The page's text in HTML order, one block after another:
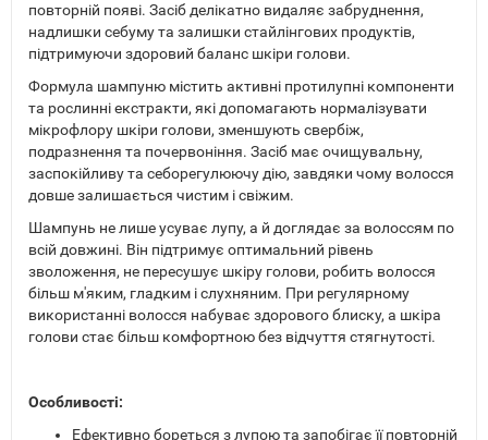
повторній появі. Засіб делікатно видаляє забруднення,
надлишки себуму та залишки стайлінгових продуктів,
підтримуючи здоровий баланс шкіри голови.
Формула шампуню містить активні протилупні компоненти
та рослинні екстракти, які допомагають нормалізувати
мікрофлору шкіри голови, зменшують свербіж,
подразнення та почервоніння. Засіб має очищувальну,
заспокійливу та себорегулюючу дію, завдяки чому волосся
довше залишається чистим і свіжим.
Шампунь не лише усуває лупу, а й доглядає за волоссям по
всій довжині. Він підтримує оптимальний рівень
зволоження, не пересушує шкіру голови, робить волосся
більш м'яким, гладким і слухняним. При регулярному
використанні волосся набуває здорового блиску, а шкіра
голови стає більш комфортною без відчуття стягнутості.
Особливості:
Ефективно бореться з лупою та запобігає її повторній